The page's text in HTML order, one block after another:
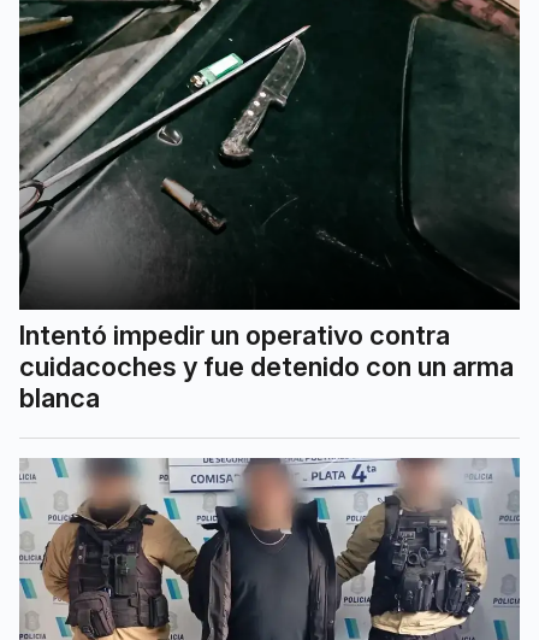
Intentó impedir un operativo contra
cuidacoches y fue detenido con un arma
blanca